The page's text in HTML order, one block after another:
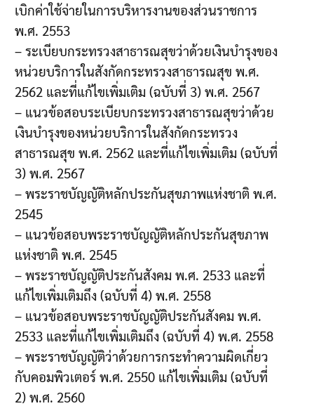
เบิกค่าใช้จ่ายในการบริหารงานของส่วนราชการ
พ.ศ. 2553
– ระเบียบกระทรวงสาธารณสุขว่าด้วยเงินบำรุงของ
หน่วยบริการในสังกัดกระทรวงสาธารณสุข พ.ศ.
2562 และที่แก้ไขเพิ่มเติม (ฉบับที่ 3) พ.ศ. 2567
– แนวข้อสอบระเบียบกระทรวงสาธารณสุขว่าด้วย
เงินบำรุงของหน่วยบริการในสังกัดกระทรวง
สาธารณสุข พ.ศ. 2562 และที่แก้ไขเพิ่มเติม (ฉบับที่
3) พ.ศ. 2567
– พระราชบัญญัติหลักประกันสุขภาพแห่งชาติ พ.ศ.
2545
– แนวข้อสอบพระราชบัญญัติหลักประกันสุขภาพ
แห่งชาติ พ.ศ. 2545
– พระราชบัญญัติประกันสังคม พ.ศ. 2533 และที่
แก้ไขเพิ่มเติมถึง (ฉบับที่ 4) พ.ศ. 2558
– แนวข้อสอบพระราชบัญญัติประกันสังคม พ.ศ.
2533 และที่แก้ไขเพิ่มเติมถึง (ฉบับที่ 4) พ.ศ. 2558
– พระราชบัญญัติว่าด้วยการกระทำความผิดเกี่ยว
กับคอมพิวเตอร์ พ.ศ. 2550 แก้ไขเพิ่มเติม (ฉบับที่
2) พ.ศ. 2560